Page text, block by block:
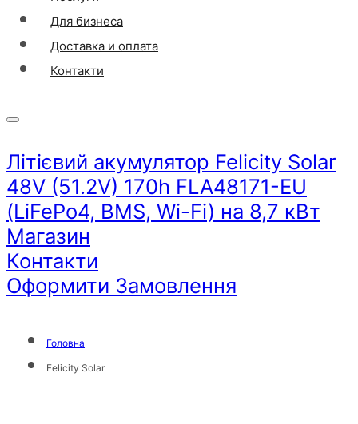
Для бизнеса
Доставка и оплата
Контакти
Літієвий акумулятор Felicity Solar
48V (51.2V) 170h FLA48171-EU
(LiFePo4, BMS, Wi-Fi) на 8,7 кВт
Магазин
Контакти
Оформити Замовлення
Головна
Felicity Solar